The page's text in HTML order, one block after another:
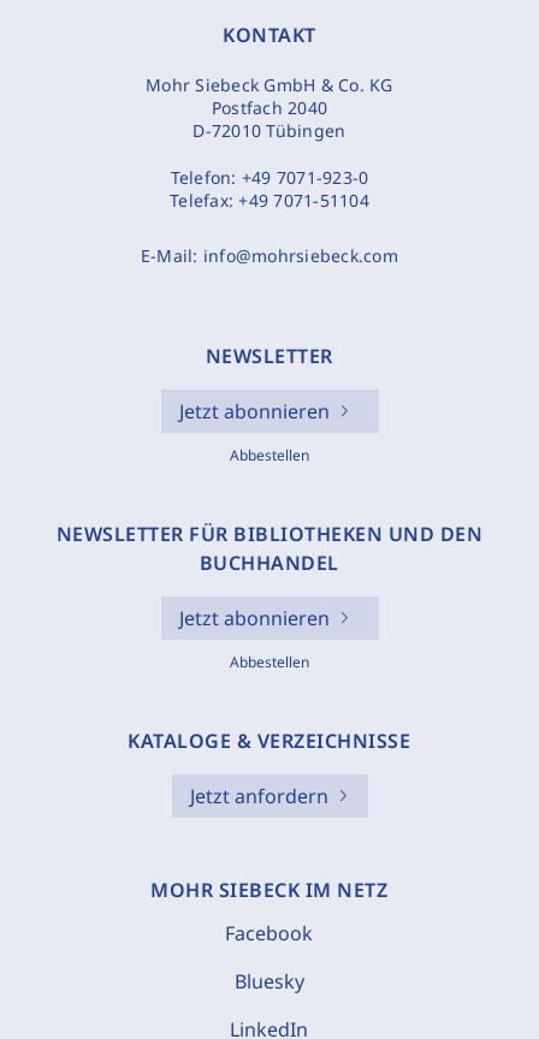
KONTAKT
Mohr Siebeck GmbH & Co. KG
Postfach 2040
D-72010 Tübingen
Telefon: +49 7071-923-0
Telefax:+49 7071-51104
E-Mail: info@mohrsiebeck.com
NEWSLETTER
Jetzt abonnieren
Abbestellen
NEWSLETTER FÜR BIBLIOTHEKEN UND DEN
BUCHHANDEL
Jetzt abonnieren
Abbestellen
KATALOGE & VERZEICHNISSE
Jetzt anfordern
MOHR SIEBECK IM NETZ
Facebook
Bluesky
LinkedIn